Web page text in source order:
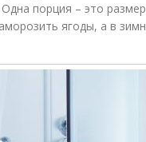
порция – это размер
ягоды, а в